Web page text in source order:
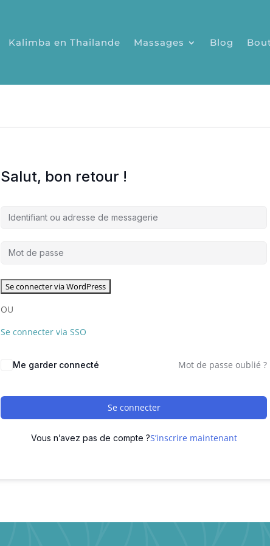
Kalimba en Thailande Massages Blog
Salut, bon retour !
OU
Se connecter via SSO
Me garder connecté Mot de passe oublié ?
Se connecter
Vous n’avez pas de compte ?S’inscrire maintenant